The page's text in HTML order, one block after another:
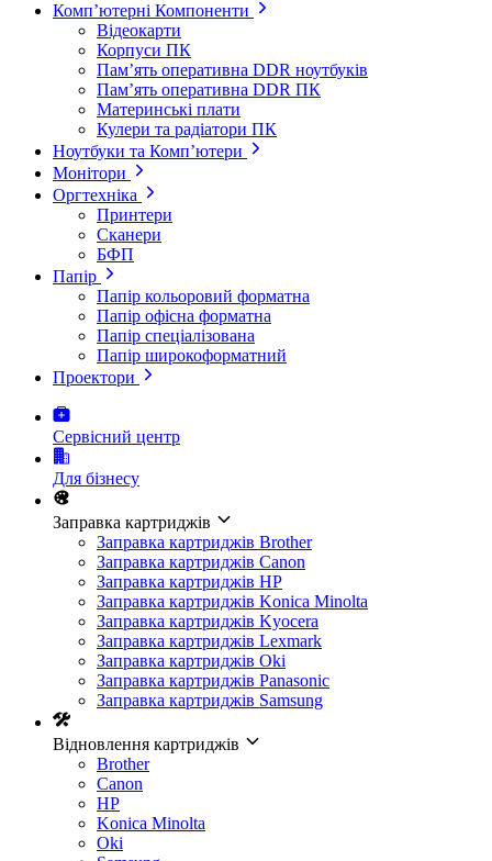
Комп’ютерні Компоненти
Відеокарти
Корпуси ПК
Пам’ять оперативна DDR ноутбуків
Пам’ять оперативна DDR ПК
Материнські плати
Кулери та радіатори ПК
Ноутбуки та Комп’ютери
Монітори
Оргтехніка
Принтери
Сканери
БФП
Папір
Папір кольоровий форматна
Папір офісна форматна
Папір спеціалізована
Папір широкоформатний
Проектори
Сервісний центр
Для бізнесу
Заправка картриджів
Заправка картриджів Brother
Заправка картриджів Canon
Заправка картриджів HP
Заправка картриджів Konica Minolta
Заправка картриджів Kyocera
Заправка картриджів Lexmark
Заправка картриджів Oki
Заправка картриджів Panasonic
Заправка картриджів Samsung
Відновлення картриджів
Brother
Canon
HP
Konica Minolta
Oki